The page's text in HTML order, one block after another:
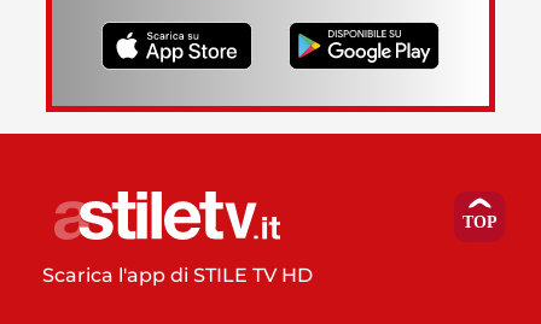
Scarica l'app di STILE TV HD